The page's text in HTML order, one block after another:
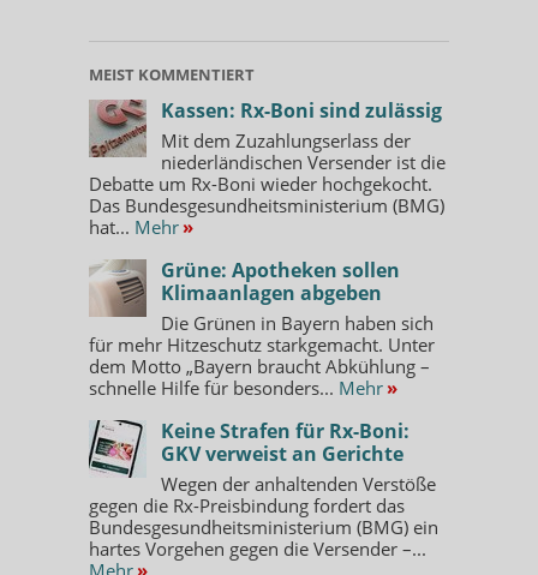
MEIST KOMMENTIERT
Kassen: Rx-Boni sind zulässig
Mit dem Zuzahlungserlass der
niederländischen Versender ist die
Debatte um Rx-Boni wieder hochgekocht.
Das Bundesgesundheitsministerium (BMG)
hat... Mehr »
Grüne: Apotheken sollen
Klimaanlagen abgeben
Die Grünen in Bayern haben sich
für mehr Hitzeschutz starkgemacht. Unter
dem Motto „Bayern braucht Abkühlung –
schnelle Hilfe für besonders... Mehr »
Keine Strafen für Rx-Boni:
GKV verweist an Gerichte
Wegen der anhaltenden Verstöße
gegen die Rx-Preisbindung fordert das
Bundesgesundheitsministerium (BMG) ein
hartes Vorgehen gegen die Versender –...
Mehr »